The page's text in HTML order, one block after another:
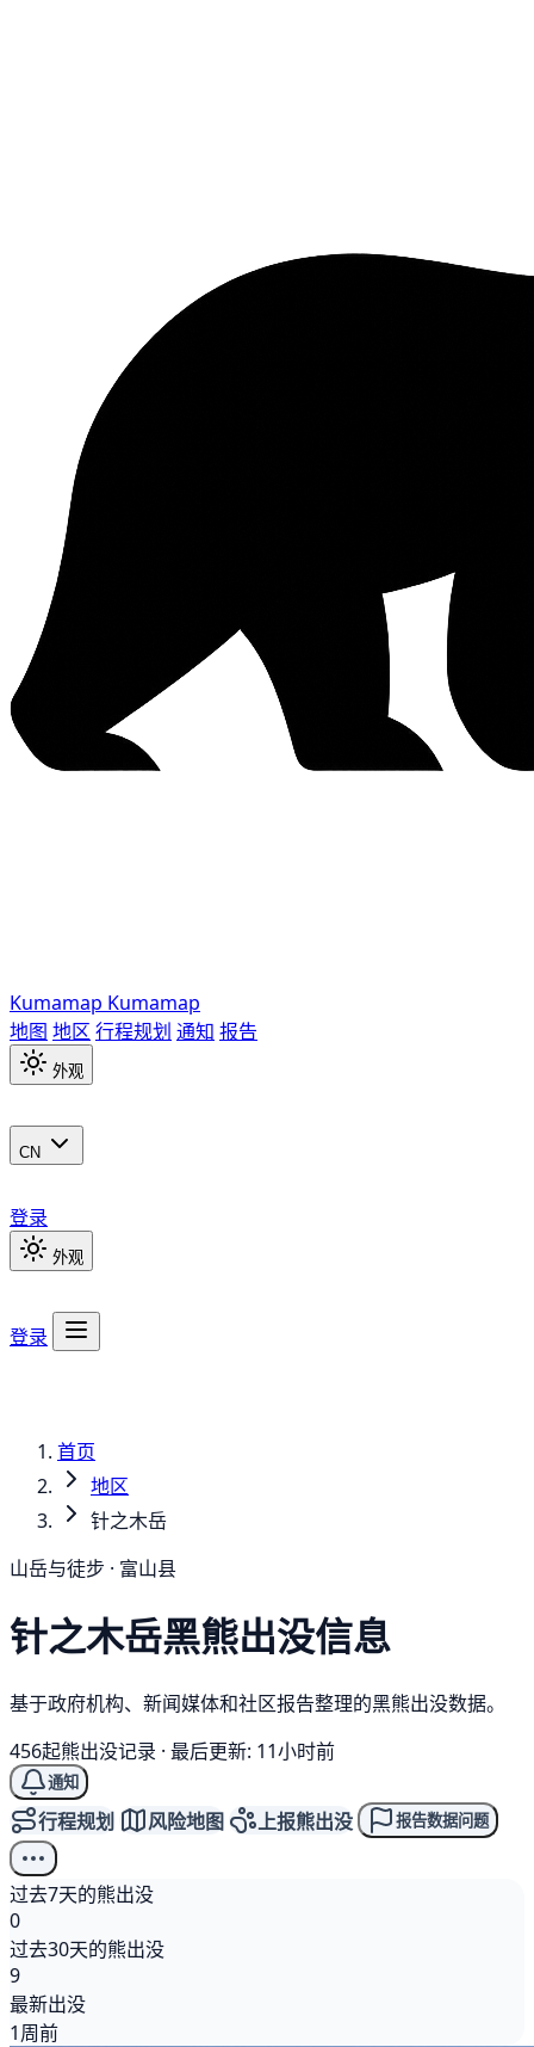
Kumamap Kumamap
地图 地区 行程规划 通知 报告
外观
CN
登录
外观
登录
首页
地区
针之木岳
山岳与徒步 · 富山县
针之木岳黑熊出没信息
基于政府机构、新闻媒体和社区报告整理的黑熊出没数据。
456起熊出没记录 · 最后更新: 11小时前
通知
行程规划 风险地图 上报熊出没 报告数据问题
过去7天的熊出没
0
过去30天的熊出没
9
最新出没
1周前